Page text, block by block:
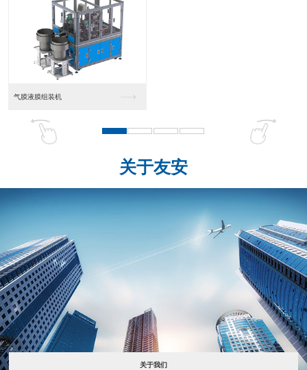
气膜液膜组装机
关于友安
关于我们